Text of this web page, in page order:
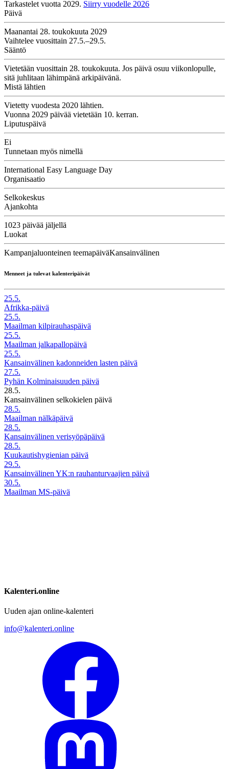
Tarkastelet vuotta 2029. Siirry vuodelle 2026
Päivä
Maanantai 28. toukokuuta 2029
Vaihtelee vuosittain 27.5.–29.5.
Sääntö
Vietetään vuosittain 28. toukokuuta. Jos päivä osuu viikonlopulle,
sitä juhlitaan lähimpänä arkipäivänä.
Mistä lähtien
Vietetty vuodesta 2020 lähtien.
Vuonna 2029 päivää vietetään 10. kerran.
Liputuspäivä
Ei
Tunnetaan myös nimellä
International Easy Language Day
Organisaatio
Selkokeskus
Ajankohta
1023 päivää jäljellä
Luokat
Kampanjaluonteinen teemapäiväKansainvälinen
Menneet ja tulevat kalenteripäivät
25.5.
Afrikka-päivä
25.5.
Maailman kilpirauhaspäivä
25.5.
Maailman jalkapallopäivä
25.5.
Kansainvälinen kadonneiden lasten päivä
27.5.
Pyhän Kolminaisuuden päivä
28.5.
Kansainvälinen selkokielen päivä
28.5.
Maailman nälkäpäivä
28.5.
Kansainvälinen verisyöpäpäivä
28.5.
Kuukautishygienian päivä
29.5.
Kansainvälinen YK:n rauhanturvaajien päivä
30.5.
Maailman MS-päivä
Kalenteri.online
Uuden ajan online-kalenteri
info@kalenteri.online